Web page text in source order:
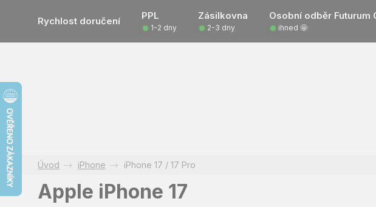
Rychlost doručení PPL Zásilkovna Osobní odběr Futurum
1-2 dny 2-3 dny ihned 🤩
iPhone iPhone 17 / 17 Pro
Apple iPhone 17